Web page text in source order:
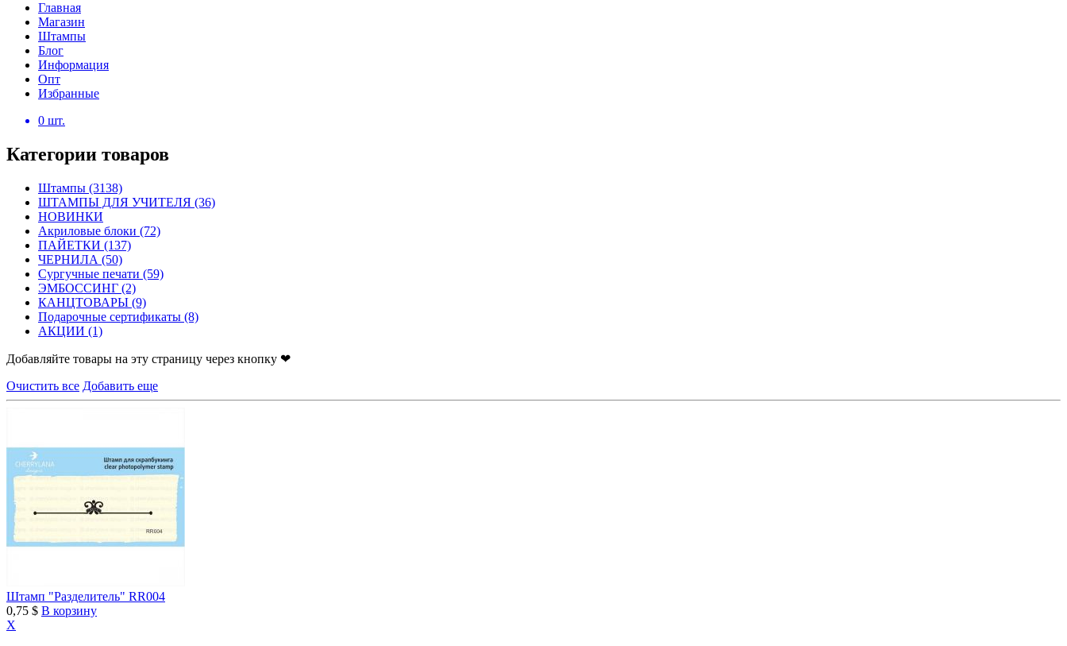
Главная
Магазин
Штампы
Блог
Информация
Опт
Избранные
0 шт.
Категории товаров
Штампы (3138)
ШТАМПЫ ДЛЯ УЧИТЕЛЯ (36)
НОВИНКИ
Акриловые блоки (72)
ПАЙЕТКИ (137)
ЧЕРНИЛА (50)
Сургучные печати (59)
ЭМБОССИНГ (2)
КАНЦТОВАРЫ (9)
Подарочные сертификаты (8)
АКЦИИ (1)
Добавляйте товары на эту страницу через кнопку ❤
Очистить все Добавить еще
Штамп "Pазделитель" RR004
0,75 $ В корзину
X